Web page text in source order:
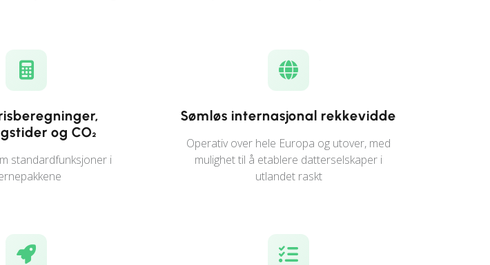
og CO₂
standardfunksjoner i
Sømløs internasjonal rekkevidde
Operativ over hele Europa og utover, med
mulighet til å etablere datterselskaper i
utlandet raskt